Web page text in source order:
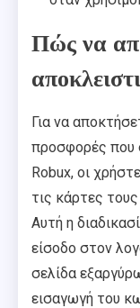
Πώς να
Για να
προσφορές που
Robux, οι
τις κάρτες
Αυτή η
είσοδο στον
σελίδα
εισαγωγή του